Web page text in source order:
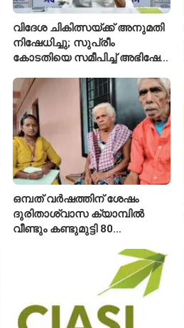
വിദേശ ചികിത്സയ്ക്ക് അനുമതി
നിഷേധിച്ചു; സുപ്രീം
കോടതിയെ സമീപിച്ച് അഭിഷേക്
ഒമ്പത് വർഷത്തിന് ശേഷം
ദുരിതാശ്വാസ ക്യാമ്പിൽ
വീണ്ടും കണ്ടുമുട്ടി 80